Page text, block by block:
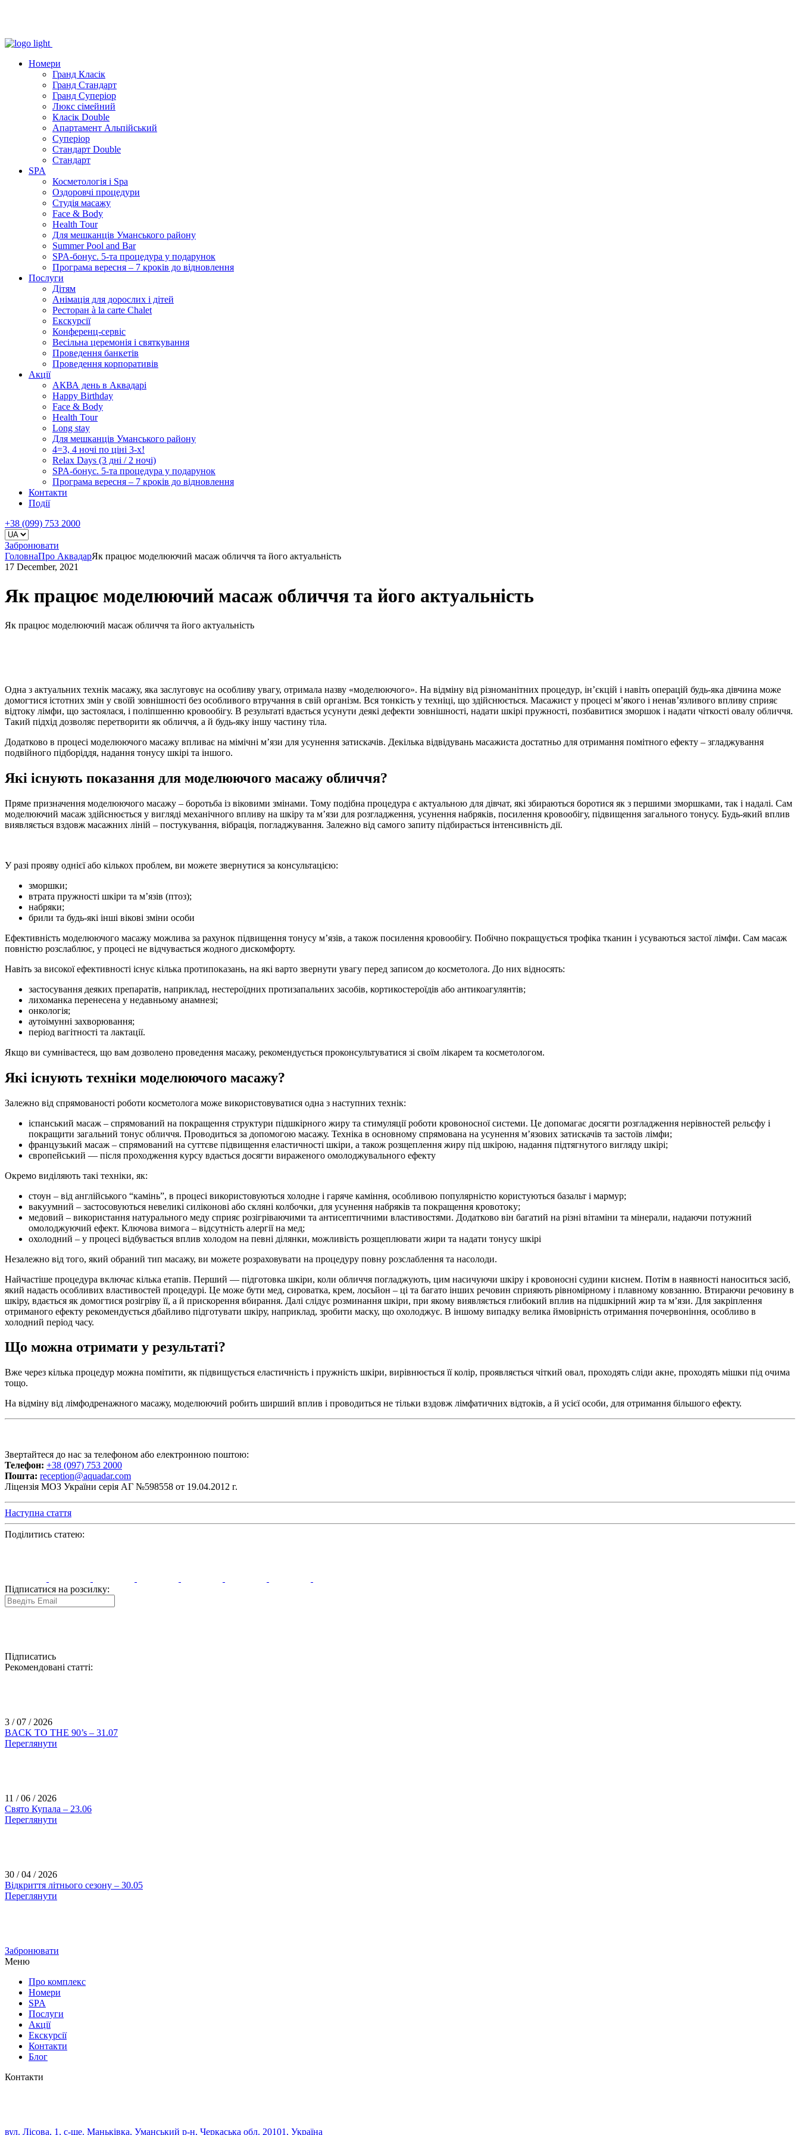
Номери
Гранд Класік
Гранд Стандарт
Гранд Суперіор
Люкс сімейний
Класік Double
Апартамент Альпійський
Суперіор
Стандарт Double
Стандарт
SPA
Косметологія і Spa
Оздоровчі процедури
Студія масажу
Face & Body
Health Tour
Для мешканців Уманського району
Summer Pool and Bar
SPA-бонус. 5-та процедура у подарунок
Програма вересня – 7 кроків до відновлення
Послуги
Дітям
Анімація для дорослих і дітей
Ресторан à la carte Chalet
Екскурсії
Конференц-сервіс
Весільна церемонія і святкування
Проведення банкетів
Проведення корпоративів
Акції
АКВА день в Аквадарі
Happy Birthday
Face & Body
Health Tour
Long stay
Для мешканців Уманського району
4=3, 4 ночі по ціні 3-х!
Relax Days (3 дні / 2 ночі)
SPA-бонус. 5-та процедура у подарунок
Програма вересня – 7 кроків до відновлення
Контакти
Події
+38 (099) 753 2000
Забронювати
ГоловнаПро АквадарЯк працює моделюючий масаж обличчя та його актуальність
17 December, 2021
Як працює моделюючий масаж обличчя та його актуальність
Як працює моделюючий масаж обличчя та його актуальність
Одна з актуальних технік масажу, яка заслуговує на особливу увагу, отримала назву «моделюючого». На відміну від різноманітних процедур, ін’єкцій і навіть операцій будь-яка дівчина може
домогтися істотних змін у своїй зовнішності без особливого втручання в свій організм. Вся тонкість у техніці, що здійснюється. Масажист у процесі м’якого і ненав’язливого впливу сприяє
відтоку лімфи, що застоялася, і поліпшенню кровообігу. В результаті вдається усунути деякі дефекти зовнішності, надати шкірі пружності, позбавитися зморшок і надати чіткості овалу обличчя.
Такий підхід дозволяє перетворити як обличчя, а й будь-яку іншу частину тіла.
Додатково в процесі моделюючого масажу впливає на мімічні м’язи для усунення затискачів. Декілька відвідувань масажиста достатньо для отримання помітного ефекту – згладжування
подвійного підборіддя, надання тонусу шкірі та іншого.
Які існують показання для моделюючого масажу обличчя?
Пряме призначення моделюючого масажу – боротьба із віковими змінами. Тому подібна процедура є актуальною для дівчат, які збираються боротися як з першими зморшками, так і надалі. Сам
моделюючий масаж здійснюється у вигляді механічного впливу на шкіру та м’язи для розгладження, усунення набряків, посилення кровообігу, підвищення загального тонусу. Будь-який вплив
виявляється вздовж масажних ліній – постукування, вібрація, погладжування. Залежно від самого запиту підбирається інтенсивність дії.
У разі прояву однієї або кількох проблем, ви можете звернутися за консультацією:
зморшки;
втрата пружності шкіри та м’язів (птоз);
набряки;
брили та будь-які інші вікові зміни особи
Ефективність моделюючого масажу можлива за рахунок підвищення тонусу м’язів, а також посилення кровообігу. Побічно покращується трофіка тканин і усуваються застої лімфи. Сам масаж
повністю розслаблює, у процесі не відчувається жодного дискомфорту.
Навіть за високої ефективності існує кілька протипоказань, на які варто звернути увагу перед записом до косметолога. До них відносять:
застосування деяких препаратів, наприклад, нестероїдних протизапальних засобів, кортикостероїдів або антикоагулянтів;
лихоманка перенесена у недавньому анамнезі;
онкологія;
аутоімунні захворювання;
період вагітності та лактації.
Якщо ви сумніваєтеся, що вам дозволено проведення масажу, рекомендується проконсультуватися зі своїм лікарем та косметологом.
Які існують техніки моделюючого масажу?
Залежно від спрямованості роботи косметолога може використовуватися одна з наступних технік:
іспанський масаж – спрямований на покращення структури підшкірного жиру та стимуляції роботи кровоносної системи. Це допомагає досягти розгладження нерівностей рельєфу і
покращити загальний тонус обличчя. Проводиться за допомогою масажу. Техніка в основному спрямована на усунення м’язових затискачів та застоїв лімфи;
французький масаж – спрямований на суттєве підвищення еластичності шкіри, а також розщеплення жиру під шкірою, надання підтягнутого вигляду шкірі;
європейський — після проходження курсу вдається досягти вираженого омолоджувального ефекту
Окремо виділяють такі техніки, як:
стоун – від англійського “камінь”, в процесі використовуються холодне і гаряче каміння, особливою популярністю користуються базальт і мармур;
вакуумний – застосовуються невеликі силіконові або скляні колбочки, для усунення набряків та покращення кровотоку;
медовий – використання натурального меду сприяє розігріваючими та антисептичними властивостями. Додатково він багатий на різні вітаміни та мінерали, надаючи потужний
омолоджуючий ефект. Ключова вимога – відсутність алергії на мед;
охолодний – у процесі відбувається вплив холодом на певні ділянки, можливість розщеплювати жири та надати тонусу шкірі
Незалежно від того, який обраний тип масажу, ви можете розраховувати на процедуру повну розслаблення та насолоди.
Найчастіше процедура включає кілька етапів. Перший — підготовка шкіри, коли обличчя погладжують, цим насичуючи шкіру і кровоносні судини киснем. Потім в наявності наноситься засіб,
який надасть особливих властивостей процедурі. Це може бути мед, сироватка, крем, лосьйон – ці та багато інших речовин сприяють рівномірному і плавному ковзанню. Втираючи речовину в
шкіру, вдається як домогтися розігріву її, а й прискорення вбирання. Далі слідує розминання шкіри, при якому виявляється глибокий вплив на підшкірний жир та м’язи. Для закріплення
отриманого ефекту рекомендується дбайливо підготувати шкіру, наприклад, зробити маску, що охолоджує. В іншому випадку велика ймовірність отримання почервоніння, особливо в
холодний період часу.
Що можна отримати у результаті?
Вже через кілька процедур можна помітити, як підвищується еластичність і пружність шкіри, вирівнюється її колір, проявляється чіткий овал, проходять сліди акне, проходять мішки під очима
тощо.
На відміну від лімфодренажного масажу, моделюючий робить ширший вплив і проводиться не тільки вздовж лімфатичних відтоків, а й усієї особи, для отримання більшого ефекту.
Звертайтеся до нас за телефоном або електронною поштою:
Телефон: +38 (097) 753 2000
Пошта: reception@aquadar.com
Ліцензія МОЗ України серія АГ №598558 от 19.04.2012 г.
Наступна стаття
Поділитись статею:
Підписатися на розсилку:
Підписатись
Рекомендовані статті:
3 / 07 / 2026
BACK TO THE 90’s – 31.07
Переглянути
11 / 06 / 2026
Свято Купала – 23.06
Переглянути
30 / 04 / 2026
Відкриття літнього сезону – 30.05
Переглянути
Забронювати
Меню
Про комплекс
Номери
SPA
Послуги
Акції
Екскурсії
Контакти
Блог
Контакти
вул. Лісова, 1, с-ще. Маньківка, Уманський р-н, Черкаська обл. 20101, Україна